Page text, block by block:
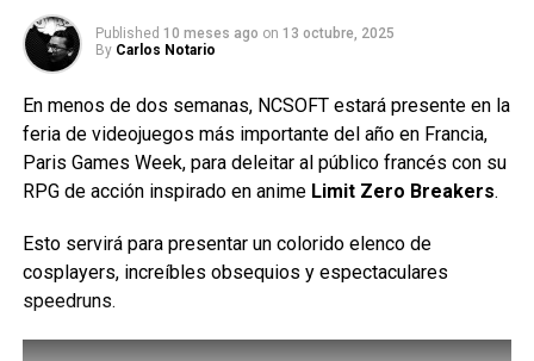
Published 10 meses ago on 13 octubre, 2025
By Carlos Notario
En menos de dos semanas, NCSOFT estará presente en la
feria de videojuegos más importante del año en Francia,
Paris Games Week, para deleitar al público francés con su
RPG de acción inspirado en anime Limit Zero Breakers.
Esto servirá para presentar un colorido elenco de
cosplayers, increíbles obsequios y espectaculares
speedruns.